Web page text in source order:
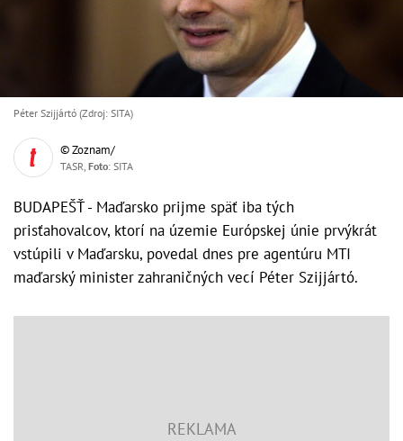
Péter Szijjártó (Zdroj: SITA)
© Zoznam/
TASR, Foto: SITA
BUDAPEŠŤ - Maďarsko prijme späť iba tých
prisťahovalcov, ktorí na územie Európskej únie prvýkrát
vstúpili v Maďarsku, povedal dnes pre agentúru MTI
maďarský minister zahraničných vecí Péter Szijjártó.